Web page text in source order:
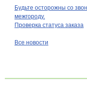
Будьте осторожны со
межгороду.
Проверка статуса заказа
Все новости